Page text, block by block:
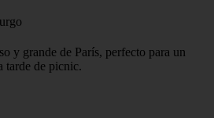
y grande de París, perfecto para un
tarde de picnic.